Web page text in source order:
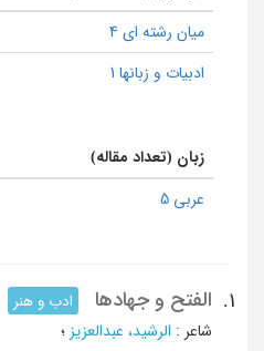
میان رشته ای 4
ادبیات و زبانها 1
زبان (تعداد مقاله)
عربی 5
1. الفتح و جهادها
ادب و هنر
شاعر : الرشید، عبدالعزیز ؛